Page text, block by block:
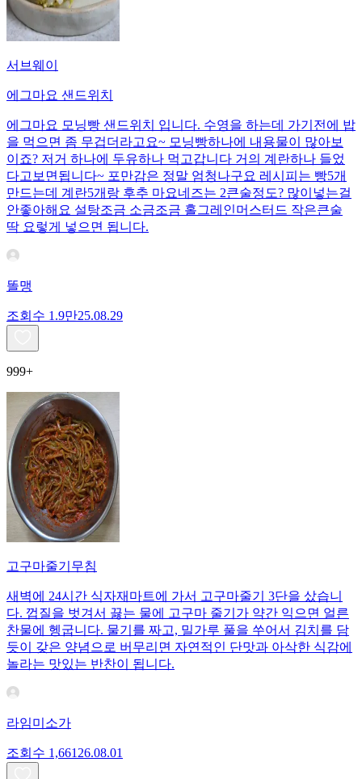
서브웨이
에그마요 샌드위치
에그마요 모닝빵 샌드위치 입니다. 수영을 하는데 가기전에 밥
을 먹으면 좀 무겁더라고요~ 모닝빵하나에 내용물이 많아보
이죠? 저거 하나에 두유하나 먹고갑니다 거의 계란하나 들었
다고보면됩니다~ 포만감은 정말 엄청나구요 레시피는 빵5개
만드는데 계란5개랑 후추 마요네즈는 2큰술정도? 많이넣는걸
안좋아해요 설탕조금 소금조금 홀그레인머스터드 작은큰술
딱 요렇게 넣으면 됩니다.
똘맹
조회수 1.9만25.08.29
999+
고구마줄기무침
새벽에 24시간 식자재마트에 가서 고구마줄기 3단을 샀습니
다. 껍질을 벗겨서 끓는 물에 고구마 줄기가 약간 익으면 얼른
찬물에 헹굽니다. 물기를 짜고, 밀가루 풀을 쑤어서 김치를 담
듯이 갖은 양념으로 버무리면 자연적인 단맛과 아삭한 식감에
놀라는 맛있는 반찬이 됩니다.
라임미소가
조회수 1,661 26.08.01